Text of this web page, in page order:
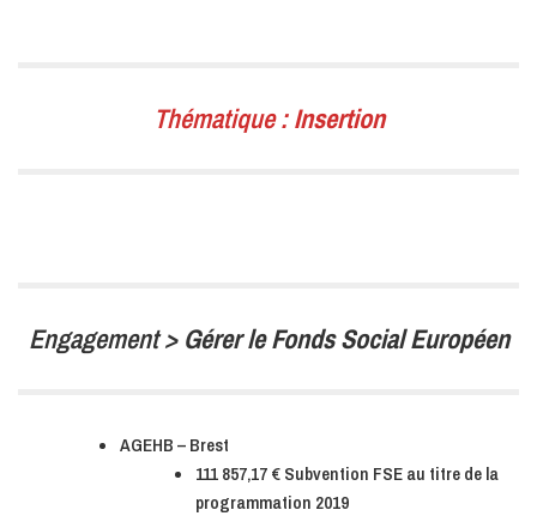
Thématique :Insertion
Engagement > Gérer le Fonds Social Européen
AGEHB – Brest
111 857,17 € Subvention FSE au titre de la
programmation 2019